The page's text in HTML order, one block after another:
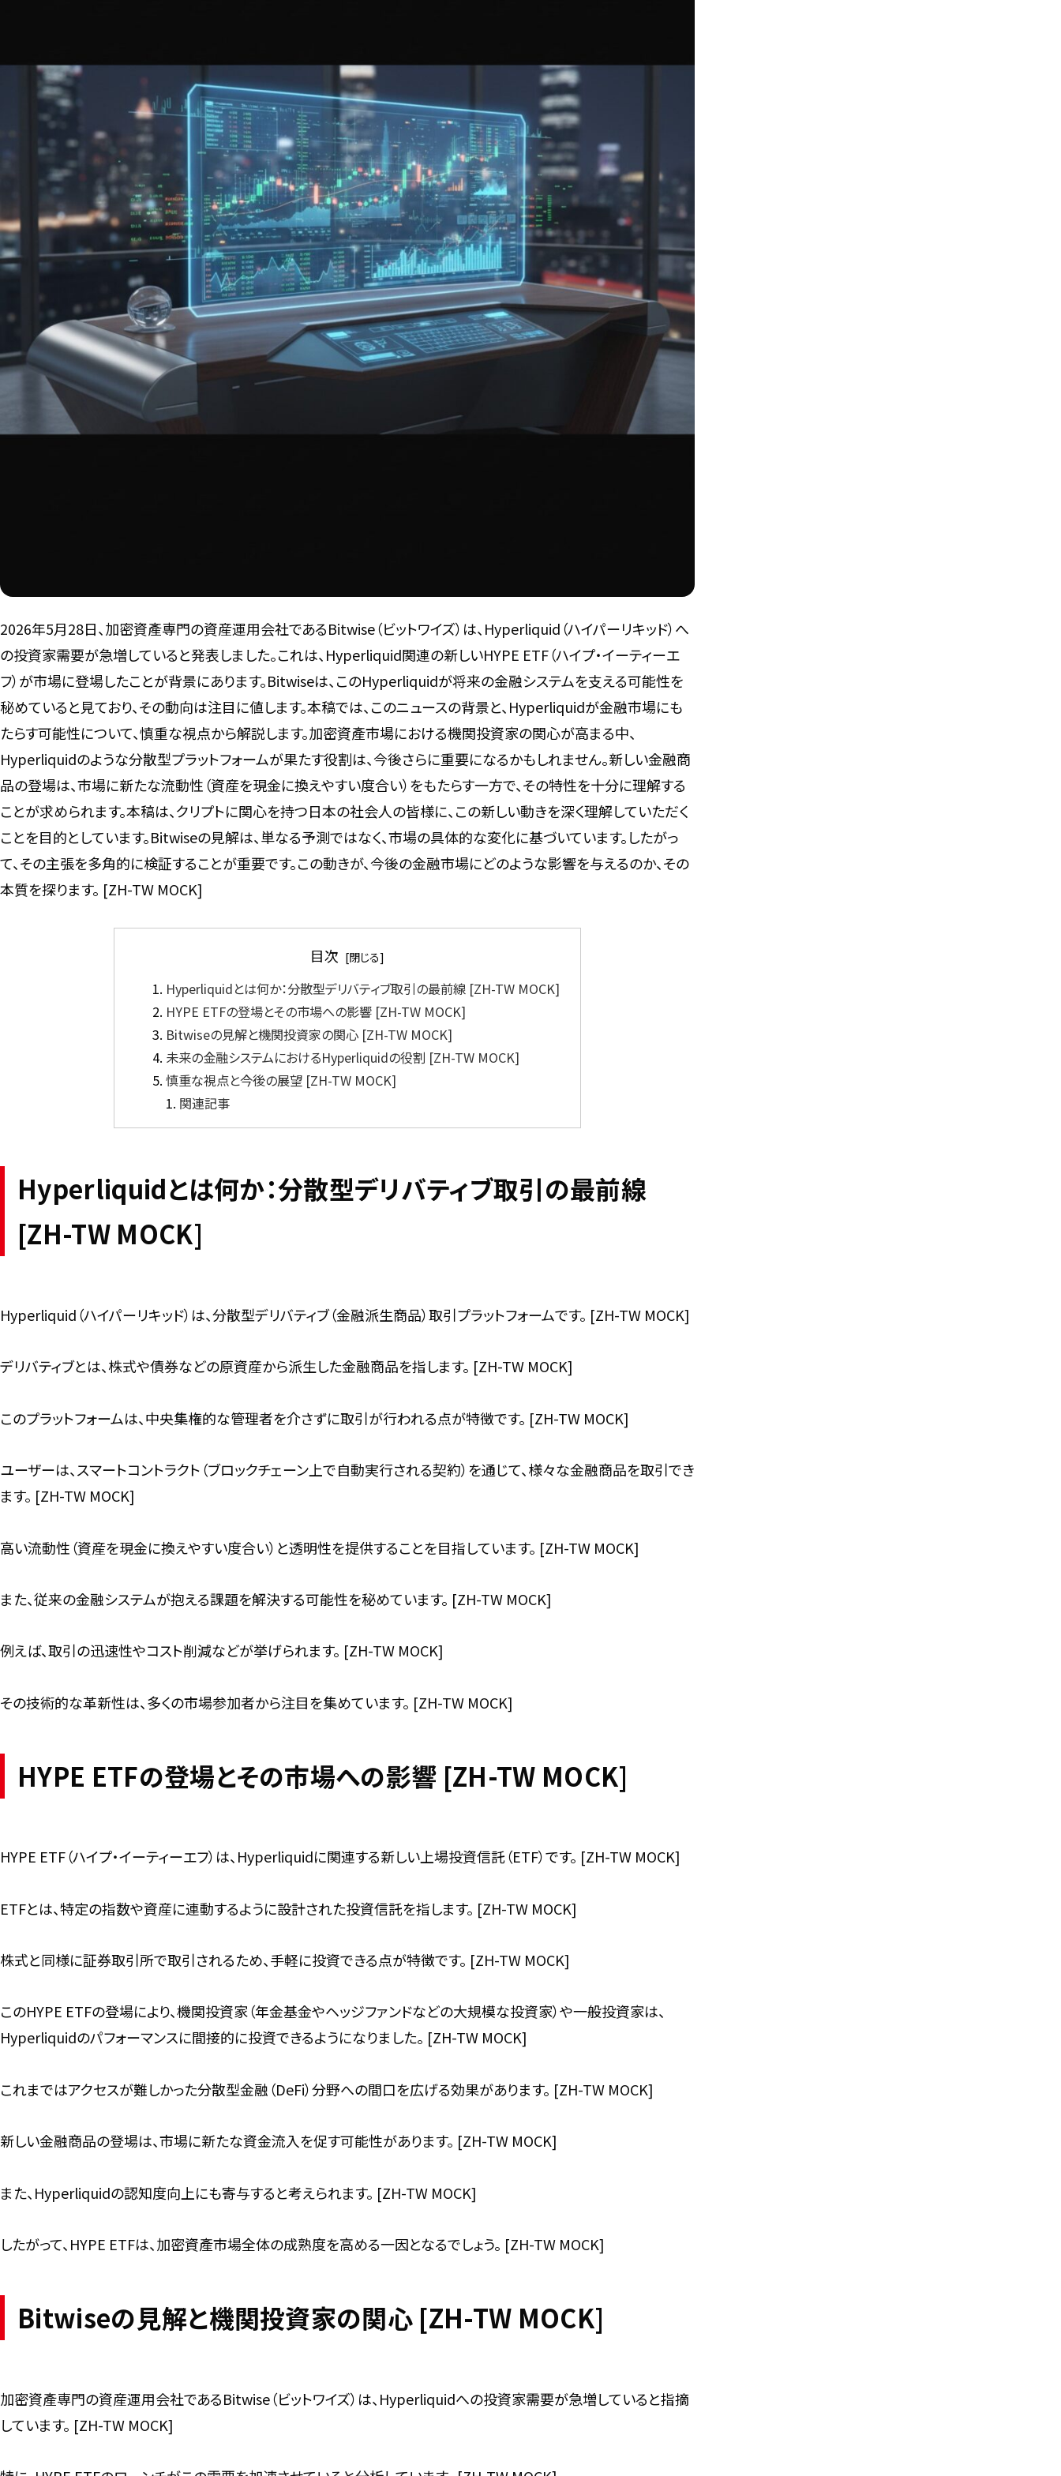
2026年5月28日、加密資產専門の資産運用会社であるBitwise（ビットワイズ）は、Hyperliquid（ハイパーリキッド）へ
の投資家需要が急増していると発表しました。これは、Hyperliquid関連の新しいHYPE ETF（ハイプ・イーティーエ
フ）が市場に登場したことが背景にあります。Bitwiseは、このHyperliquidが将来の金融システムを支える可能性を
秘めていると見ており、その動向は注目に値します。本稿では、このニュースの背景と、Hyperliquidが金融市場にも
たらす可能性について、慎重な視点から解説します。加密資產市場における機関投資家の関心が高まる中、
Hyperliquidのような分散型プラットフォームが果たす役割は、今後さらに重要になるかもしれません。新しい金融商
品の登場は、市場に新たな流動性（資産を現金に換えやすい度合い）をもたらす一方で、その特性を十分に理解する
ことが求められます。本稿は、クリプトに関心を持つ日本の社会人の皆様に、この新しい動きを深く理解していただく
ことを目的としています。Bitwiseの見解は、単なる予測ではなく、市場の具体的な変化に基づいています。したがっ
て、その主張を多角的に検証することが重要です。この動きが、今後の金融市場にどのような影響を与えるのか、その
本質を探ります。 [ZH-TW MOCK]
目次
Hyperliquidとは何か：分散型デリバティブ取引の最前線 [ZH-TW MOCK]
HYPE ETFの登場とその市場への影響 [ZH-TW MOCK]
Bitwiseの見解と機関投資家の関心 [ZH-TW MOCK]
未来の金融システムにおけるHyperliquidの役割 [ZH-TW MOCK]
慎重な視点と今後の展望 [ZH-TW MOCK]
関連記事
Hyperliquidとは何か：分散型デリバティブ取引の最前線
[ZH-TW MOCK]
Hyperliquid（ハイパーリキッド）は、分散型デリバティブ（金融派生商品）取引プラットフォームです。 [ZH-TW MOCK]
デリバティブとは、株式や債券などの原資産から派生した金融商品を指します。 [ZH-TW MOCK]
このプラットフォームは、中央集権的な管理者を介さずに取引が行われる点が特徴です。 [ZH-TW MOCK]
ユーザーは、スマートコントラクト（ブロックチェーン上で自動実行される契約）を通じて、様々な金融商品を取引でき
ます。 [ZH-TW MOCK]
高い流動性（資産を現金に換えやすい度合い）と透明性を提供することを目指しています。 [ZH-TW MOCK]
また、従来の金融システムが抱える課題を解決する可能性を秘めています。 [ZH-TW MOCK]
例えば、取引の迅速性やコスト削減などが挙げられます。 [ZH-TW MOCK]
その技術的な革新性は、多くの市場参加者から注目を集めています。 [ZH-TW MOCK]
HYPE ETFの登場とその市場への影響 [ZH-TW MOCK]
HYPE ETF（ハイプ・イーティーエフ）は、Hyperliquidに関連する新しい上場投資信託（ETF）です。 [ZH-TW MOCK]
ETFとは、特定の指数や資産に連動するように設計された投資信託を指します。 [ZH-TW MOCK]
株式と同様に証券取引所で取引されるため、手軽に投資できる点が特徴です。 [ZH-TW MOCK]
このHYPE ETFの登場により、機関投資家（年金基金やヘッジファンドなどの大規模な投資家）や一般投資家は、
Hyperliquidのパフォーマンスに間接的に投資できるようになりました。 [ZH-TW MOCK]
これまではアクセスが難しかった分散型金融（DeFi）分野への間口を広げる効果があります。 [ZH-TW MOCK]
新しい金融商品の登場は、市場に新たな資金流入を促す可能性があります。 [ZH-TW MOCK]
また、Hyperliquidの認知度向上にも寄与すると考えられます。 [ZH-TW MOCK]
したがって、HYPE ETFは、加密資產市場全体の成熟度を高める一因となるでしょう。 [ZH-TW MOCK]
Bitwiseの見解と機関投資家の関心 [ZH-TW MOCK]
加密資產専門の資産運用会社であるBitwise（ビットワイズ）は、Hyperliquidへの投資家需要が急増していると指摘
しています。 [ZH-TW MOCK]